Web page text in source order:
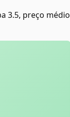
3.5, preço médio